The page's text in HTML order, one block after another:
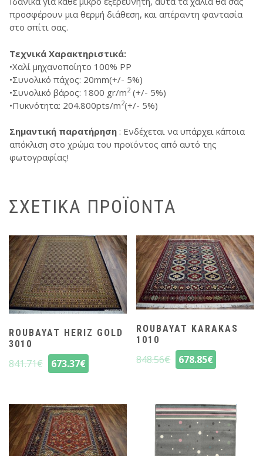
προσφέρουν μια θερμή διάθεση, και απέραντη φαντασία
στο σπίτι σας.
Τεχνικά Χαρακτηριστικά:
•Χαλί µηχανοποίητο 100% PP
•Συνολικό πάχος: 20mm(+/- 5%)
•Συνολικό βάρος: 1800 gr/m2(+/- 5%)
•Πυκνότητα: 204.800pts/m2(+/- 5%)
Σημαντική παρατήρηση : Ενδέχεται να υπάρχει κάποια
απόκλιση στο χρώμα του προϊόντος από αυτό της
φωτογραφίας!
ΣΧΕΤΙΚΆ ΠΡΟΪΌΝΤΑ
ROUBAYAT HERIZ GOLD
3010
841.71€ 673.37€
ROUBAYAT KARAKAS
1010
848.56€ 678.85€